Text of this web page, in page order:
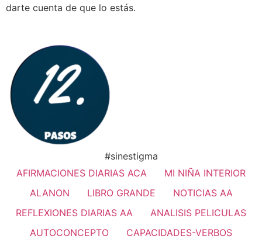
darte cuenta de que lo estás.
#sinestigma
AFIRMACIONES DIARIAS ACA
MI NIÑA INTERIOR
ALANON
LIBRO GRANDE
NOTICIAS AA
REFLEXIONES DIARIAS AA
ANALISIS PELICULAS
AUTOCONCEPTO
CAPACIDADES-VERBOS